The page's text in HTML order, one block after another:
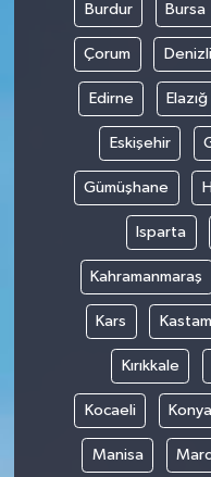
Burdur Bursa
Çorum Denizli
Edirne Elazığ
Eskişehir
Gümüşhane
Isparta
Kahramanmaraş
Kars
Kırıkkale
Kocaeli Konya
Manisa